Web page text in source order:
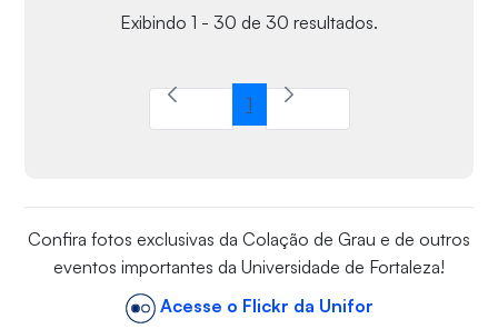
Exibindo 1 - 30 de 30 resultados.
Página
1
Confira fotos exclusivas da Colação de Grau e de outros
eventos importantes da Universidade de Fortaleza!
Acesse o Flickr da Unifor